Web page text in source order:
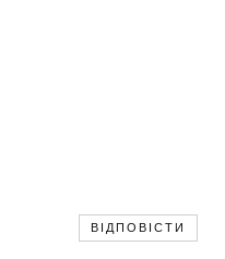
ВІДПОВІСТИ